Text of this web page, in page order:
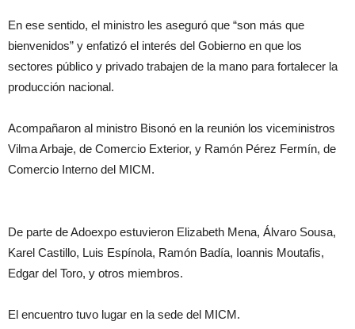
En ese sentido, el ministro les aseguró que “son más que
bienvenidos” y enfatizó el interés del Gobierno en que los
sectores público y privado trabajen de la mano para fortalecer la
producción nacional.
Acompañaron al ministro Bisonó en la reunión los viceministros
Vilma Arbaje, de Comercio Exterior, y Ramón Pérez Fermín, de
Comercio Interno del MICM.
De parte de Adoexpo estuvieron Elizabeth Mena, Álvaro Sousa,
Karel Castillo, Luis Espínola, Ramón Badía, Ioannis Moutafis,
Edgar del Toro, y otros miembros.
El encuentro tuvo lugar en la sede del MICM.